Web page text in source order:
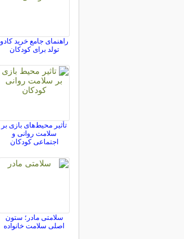
راهنمای جامع خرید کادو
تولد برای کودکان
تأثیر محیط‌های بازی بر
سلامت روانی و
اجتماعی کودکان
سلامتی مادر؛ ستون
اصلی سلامت خانواده